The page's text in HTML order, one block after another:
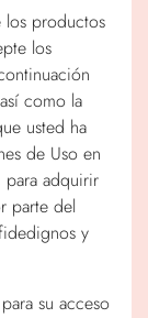
los productos
los
como la
usted ha
de Uso en
para adquirir
parte del
y
su acceso